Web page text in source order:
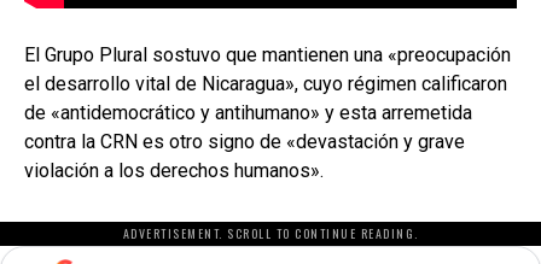
El Grupo Plural sostuvo que mantienen una «preocupación
el desarrollo vital de Nicaragua», cuyo régimen calificaron
de «antidemocrático y antihumano» y esta arremetida
contra la CRN es otro signo de «devastación y grave
violación a los derechos humanos».
ADVERTISEMENT. SCROLL TO CONTINUE READING.